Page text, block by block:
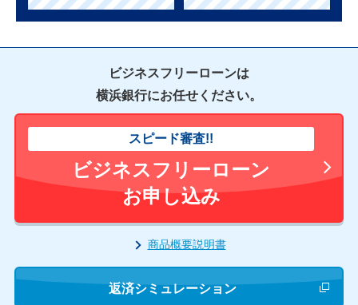
ビジネスフリーローンは
横浜銀行にお任せください。
スピード審査!!
ビジネスフリーローン
お申し込み
商品概要説明書
返済シミュレーション 新しいウ